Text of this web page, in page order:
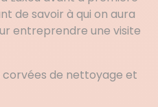
de savoir à qui on aura
entreprendre une visite
corvées de nettoyage et